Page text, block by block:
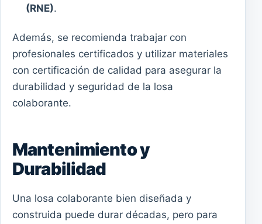
(RNE).
Además, se recomienda trabajar con
profesionales certificados y utilizar materiales
con certificación de calidad para asegurar la
durabilidad y seguridad de la losa
colaborante.
Mantenimiento y
Durabilidad
Una losa colaborante bien diseñada y
construida puede durar décadas, pero para